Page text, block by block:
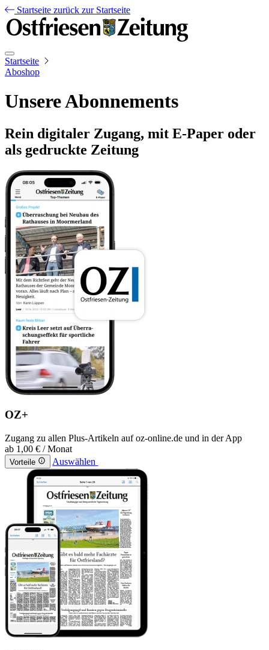
Startseite zurück zur Startseite
Startseite
Aboshop
Unsere Abonnements
Rein digitaler Zugang, mit E-Paper oder
als gedruckte Zeitung
OZ+
Zugang zu allen Plus-Artikeln auf oz-online.de und in der App
ab 1,00 € / Monat
Vorteile Auswählen